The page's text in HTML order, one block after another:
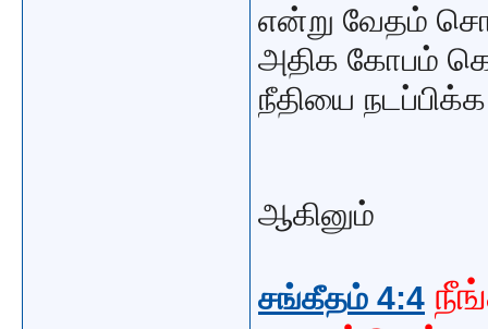
என்று வேதம்
அதிக கோபம்
நீதியை
ஆகினும்
சங்கீதம் 4:4